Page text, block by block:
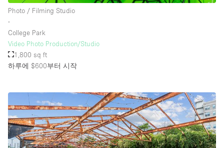
Photo / Filming Studio
∙
College Park
Video Photo Production/Studio
1,800 sq ft
하루에 $600부터 시작